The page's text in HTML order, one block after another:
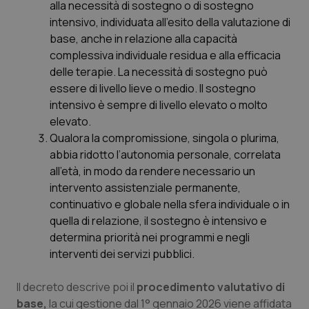
Veneto
Oncoematologia
Oncologia & Nutrizione
Psoriasi & pelle
Quotidiano Cardiologia
Quotidiano Chirurgia
Quotidiano Oncologia
Quotidiano Pediatria
Rene & patologie urogenitali
alla necessità di sostegno o di sostegno
intensivo, individuata all’esito della valutazione di
base, anche in relazione alla capacità
complessiva individuale residua e alla efficacia
delle terapie. La necessità di sostegno può
essere di livello lieve o medio. Il sostegno
intensivo è sempre di livello elevato o molto
elevato.
Qualora la compromissione, singola o plurima,
abbia ridotto l’autonomia personale, correlata
all’età, in modo da rendere necessario un
intervento assistenziale permanente,
continuativo e globale nella sfera individuale o in
quella di relazione, il sostegno è intensivo e
determina priorità nei programmi e negli
interventi dei servizi pubblici.
Il decreto descrive poi il procedimento valutativo di
base, la cui gestione dal 1° gennaio 2026 viene affidata